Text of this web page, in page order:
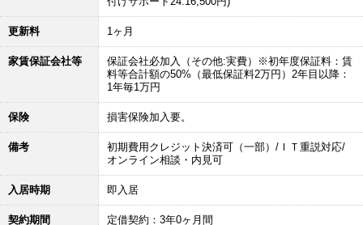
更新料 1ヶ月
家賃保証会社等
保証会社必加入（その他:実費）※初年度保証料：賃
料等合計額の50%（最低保証料2万円）2年目以降：
1年毎1万円
保険 損害保険加入要。
備考
初期費用クレジット決済可（一部）/ＩＴ重説対応/
オンライン相談・内見可
入居時期 即入居
契約期間 定借契約：3年0ヶ月間